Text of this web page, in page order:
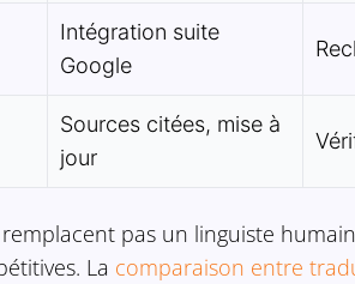
Intégration suite
Google
Sources citées, mise à
jour
pas un linguiste
La comparaison entre